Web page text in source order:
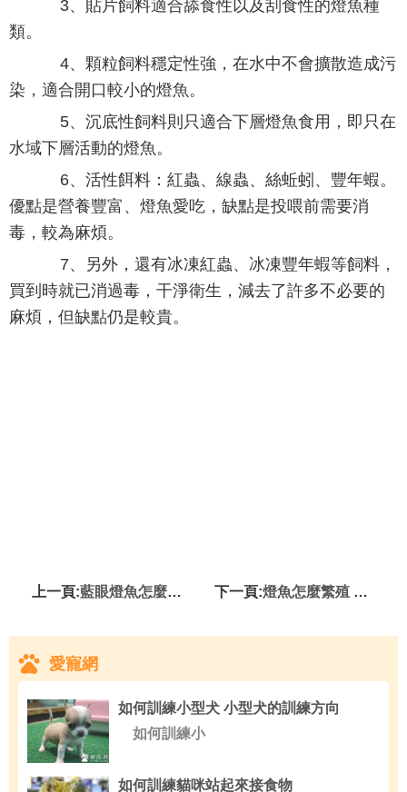
3、貼片飼料適合舔食性以及刮食性的燈魚種
類。
4、顆粒飼料穩定性強，在水中不會擴散造成污
染，適合開口較小的燈魚。
5、沉底性飼料則只適合下層燈魚食用，即只在
水域下層活動的燈魚。
6、活性餌料：紅蟲、線蟲、絲蚯蚓、豐年蝦。
優點是營養豐富、燈魚愛吃，缺點是投喂前需要消
毒，較為麻煩。
7、另外，還有冰凍紅蟲、冰凍豐年蝦等飼料，
買到時就已消過毒，干淨衛生，減去了許多不必要的
麻煩，但缺點仍是較貴。
上一頁:藍眼燈魚怎麼養 養殖水溫要適宜 下一頁:燈魚怎麼繁殖 水溫保持在22~28℃左右
愛寵網
如何訓練小型犬 小型犬的訓練方向
如何訓練小
如何訓練貓咪站起來接食物